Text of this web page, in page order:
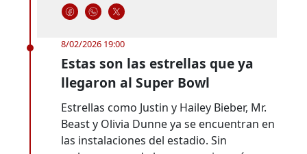
8/02/2026 19:00
Estas son las estrellas que ya
llegaron al Super Bowl
Estrellas como Justin y Hailey Bieber, Mr.
Beast y Olivia Dunne ya se encuentran en
las instalaciones del estadio. Sin